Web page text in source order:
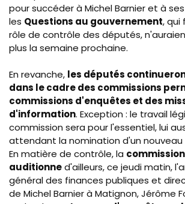
pour succéder à Michel Barnier et à
les Questions au gouvernement, qui
rôle de contrôle des députés,
plus la semaine prochaine.
En revanche, les députés
dans le cadre des commissions
commissions d'enquêtes et des
d'information. Exception : le travail
commission sera pour l'essentiel, lui
attendant la nomination d'un
En matière de contrôle, la
auditionned'ailleurs, ce jeudi matin,
général des finances publiques et
de Michel Barnier à Matignon, Jérôme